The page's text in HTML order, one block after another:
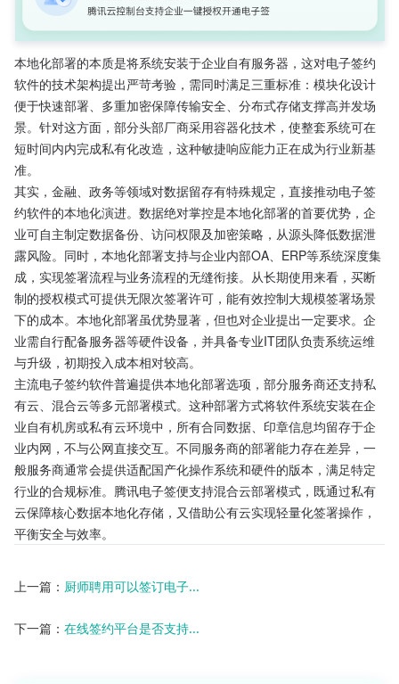
本地化部署的本质是将系统安装于企业自有服务器，这对电子签约
软件的技术架构提出严苛考验，需同时满足三重标准：模块化设计
便于快速部署、多重加密保障传输安全、分布式存储支撑高并发场
景。针对这方面，部分头部厂商采用容器化技术，使整套系统可在
短时间内内完成私有化改造，这种敏捷响应能力正在成为行业新基
准。
其实，金融、政务等领域对数据留存有特殊规定，直接推动电子签
约软件的本地化演进。数据绝对掌控是本地化部署的首要优势，企
业可自主制定数据备份、访问权限及加密策略，从源头降低数据泄
露风险。同时，本地化部署支持与企业内部OA、ERP等系统深度集
成，实现签署流程与业务流程的无缝衔接。从长期使用来看，买断
制的授权模式可提供无限次签署许可，能有效控制大规模签署场景
下的成本。本地化部署虽优势显著，但也对企业提出一定要求。企
业需自行配备服务器等硬件设备，并具备专业IT团队负责系统运维
与升级，初期投入成本相对较高。
主流电子签约软件普遍提供本地化部署选项，部分服务商还支持私
有云、混合云等多元部署模式。这种部署方式将软件系统安装在企
业自有机房或私有云环境中，所有合同数据、印章信息均留存于企
业内网，不与公网直接交互。不同服务商的部署能力存在差异，一
般服务商通常会提供适配国产化操作系统和硬件的版本，满足特定
行业的合规标准。腾讯电子签便支持混合云部署模式，既通过私有
云保障核心数据本地化存储，又借助公有云实现轻量化签署操作，
平衡安全与效率。
上一篇： 厨师聘用可以签订电子...
下一篇： 在线签约平台是否支持...